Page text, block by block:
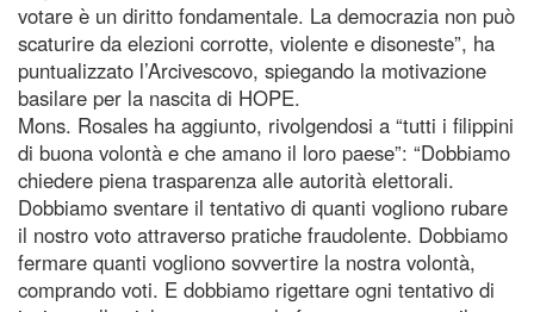
votare è un diritto fondamentale. La democrazia non può
scaturire da elezioni corrotte, violente e disoneste”, ha
puntualizzato l’Arcivescovo, spiegando la motivazione
basilare per la nascita di HOPE.
Mons. Rosales ha aggiunto, rivolgendosi a “tutti i filippini
di buona volontà e che amano il loro paese”: “Dobbiamo
chiedere piena trasparenza alle autorità elettorali.
Dobbiamo sventare il tentativo di quanti vogliono rubare
il nostro voto attraverso pratiche fraudolente. Dobbiamo
fermare quanti vogliono sovvertire la nostra volontà,
comprando voti. E dobbiamo rigettare ogni tentativo di